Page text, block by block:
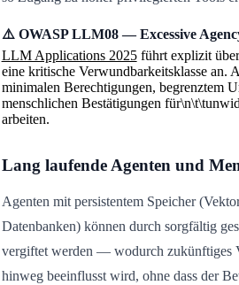
⚠️ OWASP LLM08 — Excessive
LLM Applications 2025führt explizit
eine kritische Verwundbarkeitsklasse an.
minimalen Berechtigungen, begrenztem
menschlichen Bestätigungen
arbeiten.
Lang laufende Agenten und
Agenten mit persistentem Speicher
Datenbanken) können durch sorgfältig
vergiftet werden — wodurch zukünftiges
hinweg beeinflusst wird, ohne dass der